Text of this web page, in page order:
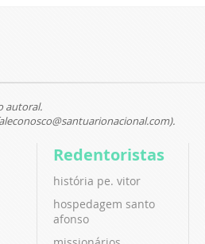
autoral.
Redentoristas
história pe. vitor
hospedagem santo
afonso